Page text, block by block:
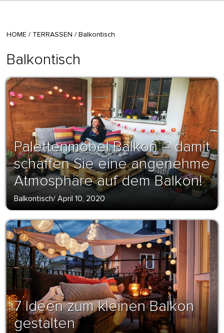
HOME / TERRASSEN / Balkontisch
Balkontisch
Palettenmöbel Balkon – damit
schaffen Sie eine angenehme
Atmosphäre auf dem Balkon!
Balkontisch/ April 10, 2020
7 Ideen zum kleinen Balkon
gestalten